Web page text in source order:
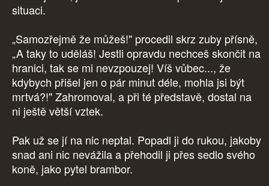
situaci.
„Samozřejmě že můžeš!" procedil skrz zuby přísně,
„A taky to uděláš! Jestli opravdu nechceš skončit na
hranici, tak se mi nevzpouzej! Víš vůbec..., že
kdybych přišel jen o pár minut déle, mohla jsi být
mrtvá?!" Zahromoval, a při té představě, dostal na
ni ještě větší vztek.
Pak už se jí na nic neptal. Popadl ji do rukou, jakoby
snad ani nic nevážila a přehodil ji přes sedlo svého
koně, jako pytel brambor.